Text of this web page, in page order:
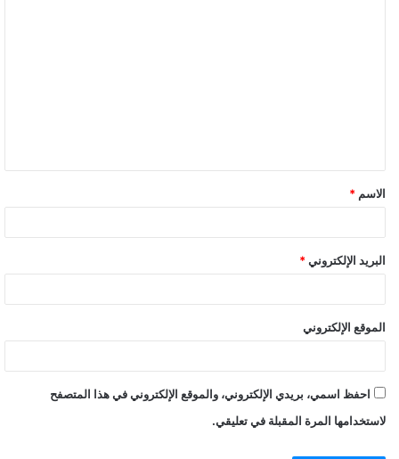
ق
*
الاسم *
البريد الإلكتروني *
الموقع الإلكتروني
احفظ اسمي، بريدي الإلكتروني، والموقع الإلكتروني في هذا المتصفح
لاستخدامها المرة المقبلة في تعليقي.